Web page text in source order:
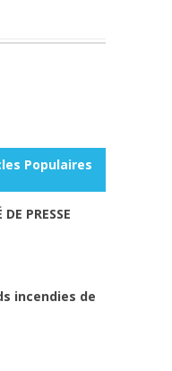
Populaires
PRESSE
incendies de